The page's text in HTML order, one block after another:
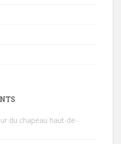
du chapeau haut-de-